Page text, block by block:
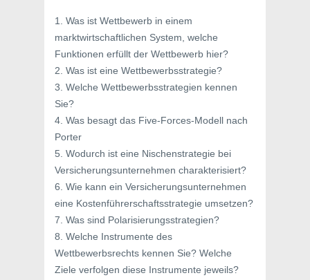
1. Was ist Wettbewerb in einem
marktwirtschaftlichen System, welche
Funktionen erfüllt der Wettbewerb hier?
2. Was ist eine Wettbewerbsstrategie?
3. Welche Wettbewerbsstrategien kennen
Sie?
4. Was besagt das Five-Forces-Modell nach
Porter
5. Wodurch ist eine Nischenstrategie bei
Versicherungsunternehmen charakterisiert?
6. Wie kann ein Versicherungsunternehmen
eine Kostenführerschaftsstrategie umsetzen?
7. Was sind Polarisierungsstrategien?
8. Welche Instrumente des
Wettbewerbsrechts kennen Sie? Welche
Ziele verfolgen diese Instrumente jeweils?